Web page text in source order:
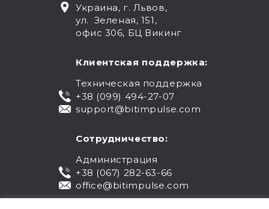
Украина, г. Львов,
ул. Зеленая, 151,
офис 306, БЦ Викинг
Клиентская поддержка:
Техническая поддержка
+38 (099) 494-27-07
support@bitimpulse.com
Сотрудничество:
Администрация
+38 (067) 282-63-66
office@bitimpulse.com